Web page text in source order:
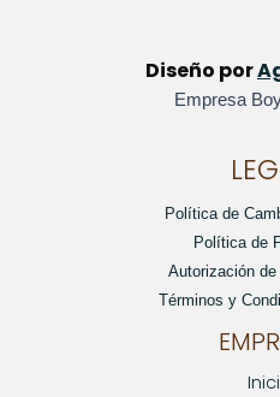
Diseño por
Empresa
Política de
Política de
Autorización
Términos y